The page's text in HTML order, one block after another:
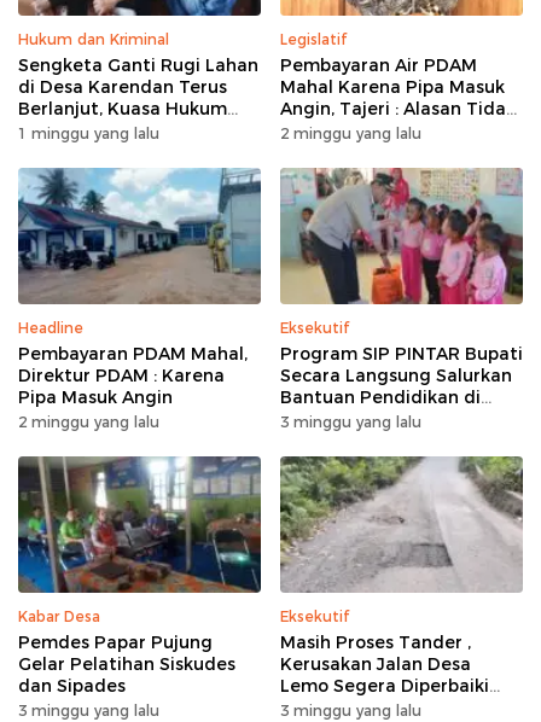
Hukum dan Kriminal
Sengketa Ganti Rugi Lahan
di Desa Karendan Terus
Berlanjut, Kuasa Hukum
Ajukan Kasasi
1 minggu yang lalu
Legislatif
Pembayaran Air PDAM
Mahal Karena Pipa Masuk
Angin, Tajeri : Alasan Tidak
Masuk Akal
2 minggu yang lalu
Headline
Pembayaran PDAM Mahal,
Direktur PDAM : Karena
Pipa Masuk Angin
2 minggu yang lalu
Eksekutif
Program SIP PINTAR Bupati
Secara Langsung Salurkan
Bantuan Pendidikan di
Desa Mampuak ll
3 minggu yang lalu
Kabar Desa
Pemdes Papar Pujung
Gelar Pelatihan Siskudes
dan Sipades
3 minggu yang lalu
Eksekutif
Masih Proses Tander ,
Kerusakan Jalan Desa
Lemo Segera Diperbaiki
Tahun Ini
3 minggu yang lalu